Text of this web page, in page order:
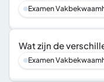
Examen
Wat zijn de
Examen